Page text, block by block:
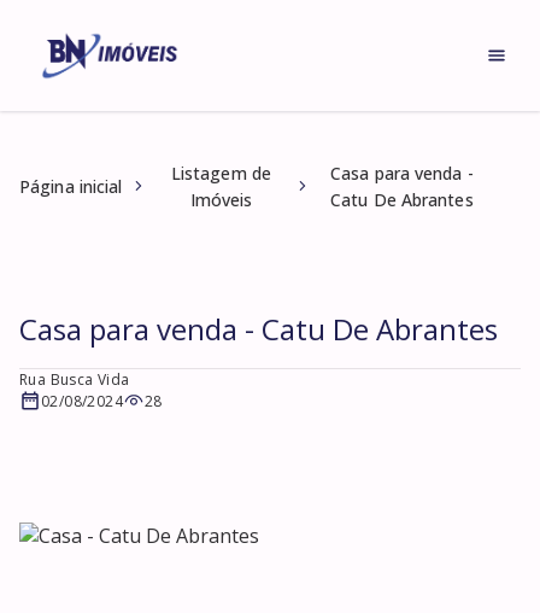
Página inicial
Listagem de
Imóveis
Casa para venda -
Catu De Abrantes
Casa para venda - Catu De Abrantes
Rua Busca Vida
02/08/2024
28